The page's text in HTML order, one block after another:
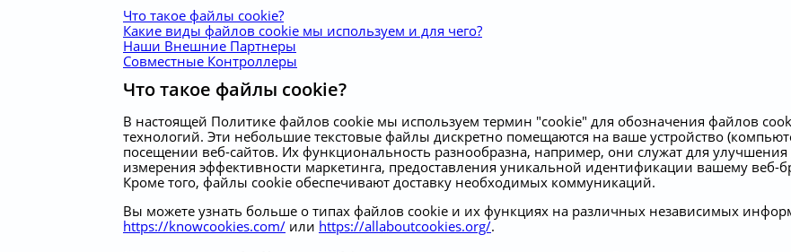
Что такое файлы cookie?
Какие виды файлов cookie мы используем и для чего?
Наши Внешние Партнеры
Совместные Контроллеры
Что такое файлы cookie?
В настоящей Политике файлов cookie мы используем термин "cookie" для обозначения файлов
технологий. Эти небольшие текстовые файлы дискретно помещаются на ваше устройство
посещении веб-сайтов. Их функциональность разнообразна, например, они служат для улучшения
измерения эффективности маркетинга, предоставления уникальной идентификации вашему веб-
Кроме того, файлы cookie обеспечивают доставку необходимых коммуникаций.
Вы можете узнать больше о типах файлов cookie и их функциях на различных независимых
https://knowcookies.com/ или https://allaboutcookies.org/.